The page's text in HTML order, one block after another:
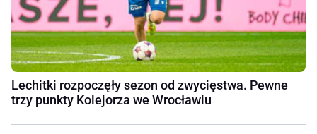
Lechitki rozpoczęły sezon od zwycięstwa. Pewne
trzy punkty Kolejorza we Wrocławiu